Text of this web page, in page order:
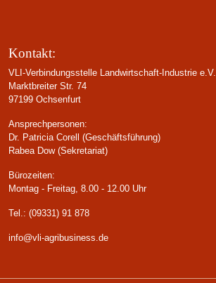
Kontakt:
VLI-Verbindungsstelle Landwirtschaft-Industrie e.V.
Marktbreiter Str. 74
97199 Ochsenfurt
Ansprechpersonen:
Dr. Patricia Corell (Geschäftsführung)
Rabea Dow (Sekretariat)
Bürozeiten:
Montag - Freitag, 8.00 - 12.00 Uhr
Tel.: (09331) 91 878
info@vli-agribusiness.de